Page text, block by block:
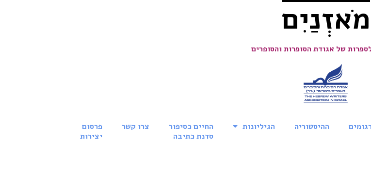
מֹאזְנַיִם
של אגודת הסופרות והסופרים
ההיסטוריה הגיליונות
החיים כסיפור
סדנת כתיבה
צרו קשר
פרסום
יצירות